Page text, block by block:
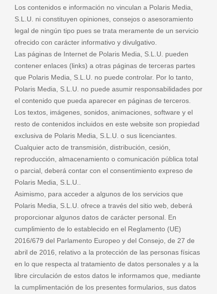
Los contenidos e información no vinculan a Polaris Media,
S.L.U. ni constituyen opiniones, consejos o asesoramiento
legal de ningún tipo pues se trata meramente de un servicio
ofrecido con carácter informativo y divulgativo.
Las páginas de Internet de Polaris Media, S.L.U. pueden
contener enlaces (links) a otras páginas de terceras partes
que Polaris Media, S.L.U. no puede controlar. Por lo tanto,
Polaris Media, S.L.U. no puede asumir responsabilidades por
el contenido que pueda aparecer en páginas de terceros.
Los textos, imágenes, sonidos, animaciones, software y el
resto de contenidos incluidos en este website son propiedad
exclusiva de Polaris Media, S.L.U. o sus licenciantes.
Cualquier acto de transmisión, distribución, cesión,
reproducción, almacenamiento o comunicación pública total
o parcial, deberá contar con el consentimiento expreso de
Polaris Media, S.L.U..
Asimismo, para acceder a algunos de los servicios que
Polaris Media, S.L.U. ofrece a través del sitio web, deberá
proporcionar algunos datos de carácter personal. En
cumplimiento de lo establecido en el Reglamento (UE)
2016/679 del Parlamento Europeo y del Consejo, de 27 de
abril de 2016, relativo a la protección de las personas físicas
en lo que respecta al tratamiento de datos personales y a la
libre circulación de estos datos le informamos que, mediante
la cumplimentación de los presentes formularios, sus datos